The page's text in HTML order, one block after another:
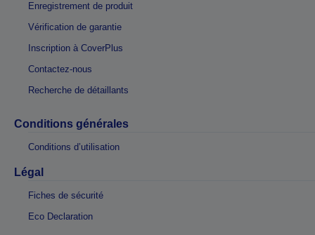
Enregistrement de produit
Vérification de garantie
Inscription à CoverPlus
Contactez-nous
Recherche de détaillants
Conditions générales
Conditions d’utilisation
Légal
Fiches de sécurité
Eco Declaration